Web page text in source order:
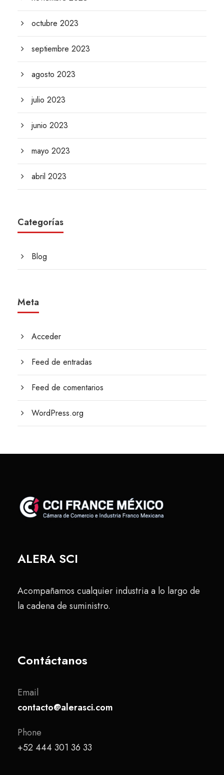
octubre 2023
septiembre 2023
agosto 2023
julio 2023
junio 2023
mayo 2023
abril 2023
Categorías
Blog
Meta
Acceder
Feed de entradas
Feed de comentarios
WordPress.org
ALERA SCI
Acompañamos cualquier industria a lo largo de
la cadena de suministro.
Contáctanos
Email
contacto@alerasci.com
Phone
+52 444 301 36 33